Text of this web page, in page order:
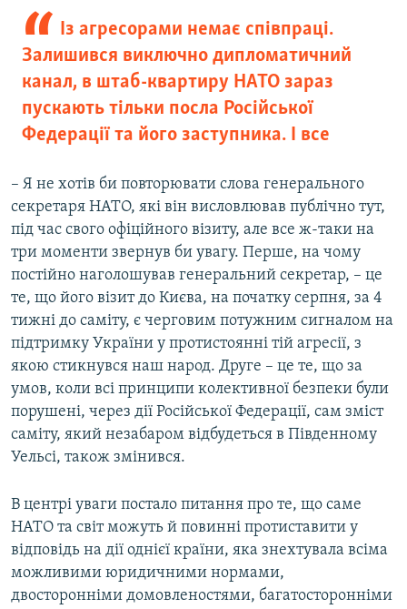
Із агресорами немає співпраці.
Залишився виключно дипломатичний
канал, в штаб-квартиру НАТО зараз
пускають тільки посла Російської
Федерації та його заступника. І все
– Я не хотів би повторювати слова генерального
секретаря НАТО, які він висловлював публічно тут,
під час свого офіційного візиту, але все ж-таки на
три моменти звернув би увагу. Перше, на чому
постійно наголошував генеральний секретар, – це
те, що його візит до Києва, на початку серпня, за 4
тижні до саміту, є черговим потужним сигналом на
підтримку України у протистоянні тій агресії, з
якою стикнувся наш народ. Друге – це те, що за
умов, коли всі принципи колективної безпеки були
порушені, через дії Російської Федерації, сам зміст
саміту, який незабаром відбудеться в Південному
Уельсі, також змінився.
В центрі уваги постало питання про те, що саме
НАТО та світ можуть й повинні протиставити у
відповідь на дії однієї країни, яка знехтувала всіма
можливими юридичними нормами,
двосторонніми домовленостями, багатосторонніми